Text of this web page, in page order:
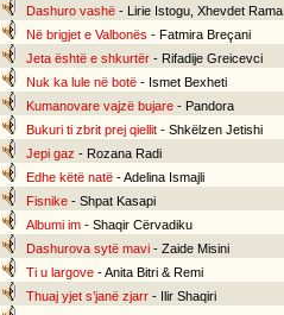
Dashuro vashë- Lirie Istogu, Xhevdet Rama
Në brigjet e Valbonës - Fatmira Breçani
Jeta është e shkurtër- Rifadije Greicevci
Nuk ka lule në botë- Ismet Bexheti
Kumanovare vajzë bujare- Pandora
Bukuri ti zbrit prej qiellit- Shkëlzen Jetishi
Jepi gaz - Rozana Radi
Edhe këtë natë- Adelina Ismajli
Fisnike- Shpat Kasapi
Albumi im- Shaqir Cërvadiku
Dashurova sytë mavi- Zaide Misini
Ti u largove- Anita Bitri & Remi
Thuaj yjet s’janë zjarr- Ilir Shaqiri